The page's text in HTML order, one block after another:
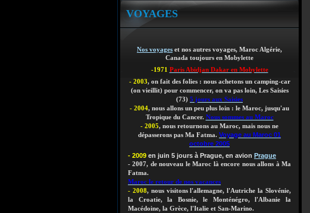
VOYAGES
Nos voyages et nos autres voyages, Maroc Algérie,
Canada toujours en Mobylette
-1971 Paris Abidjan Dakar en Mobylette
- 2003, on fait des folies : nous achetons un camping-car
(on vieillit) pour commencer, on va pas loin, Les Saisies
(73) 5 jours aux Saisies
- 2004, nous allons un peu plus loin : le Maroc, jusqu'au
Tropique du Cancer. Nous sommes au Maroc
- 2005, nous retournons au Maroc, mais nous ne
dépasserons pas Ma Fatma. Voyage au Maroc 01
octobre 2005
- 2009 en juin 5 jours à Prague, en avion Prague
- 2007, de nouveau le Maroc là encore nous allons à Ma
Fatma.
Maroc le retour de nos vacances
- 2008, nous visitons l'allemagne, l'Autriche la Slovénie,
la Croatie, la Bosnie, le Monténégro, l'Albanie la
Macédoine, la Grèce, l'Italie et San-Marino.